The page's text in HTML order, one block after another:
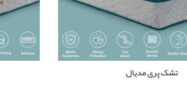
تشک پری مدیال